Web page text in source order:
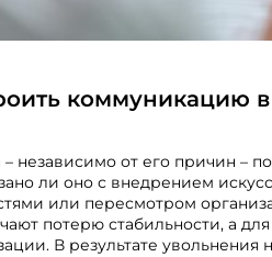
коммуникацию
независимо от его причин –
ли оно с внедрением
или пересмотром
потерю стабильности, а
В результате